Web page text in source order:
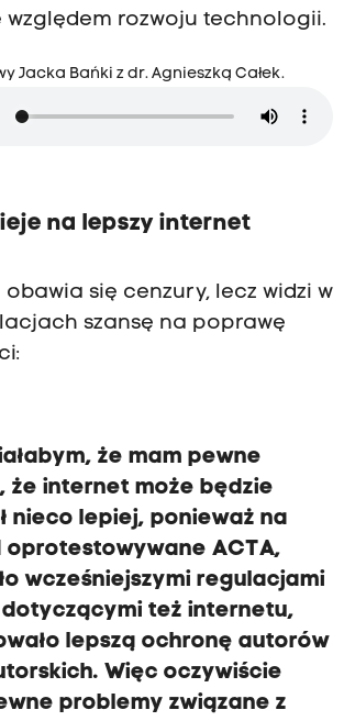
względem rozwoju technologii.
Jacka Bańki z dr. Agnieszką Całek.
na lepszy internet
obawia się cenzury, lecz widzi w
szansę na poprawę
że mam pewne
że internet może będzie
nieco lepiej, ponieważ na
oprotestowywane ACTA,
wcześniejszymi regulacjami
dotyczącymi też internetu,
lepszą ochronę autorów
Więc oczywiście
problemy związane z